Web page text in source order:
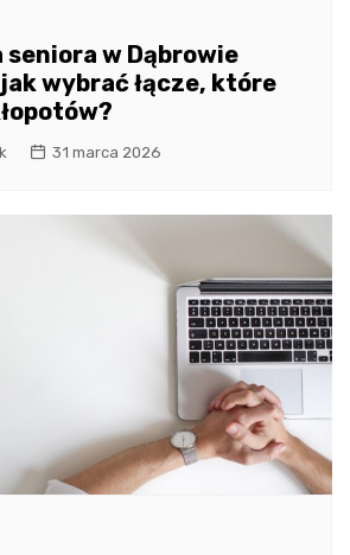
seniora w Dąbrowie
wybrać łącze, które
31 marca 2026